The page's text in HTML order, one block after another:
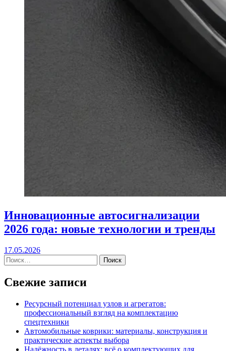
Инновационные автосигнализации
2026 года: новые технологии и тренды
17.05.2026
Свежие записи
Ресурсный потенциал узлов и агрегатов:
профессиональный взгляд на комплектацию
спецтехники
Автомобильные коврики: материалы, конструкция и
практические аспекты выбора